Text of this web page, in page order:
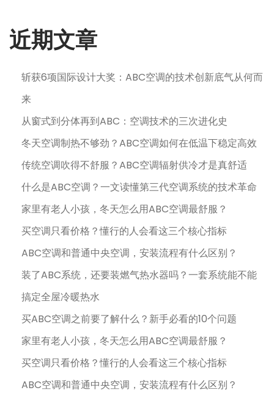
近期文章
斩获6项国际设计大奖：ABC空调的技术创新底气从何而
来
从窗式到分体再到ABC：空调技术的三次进化史
冬天空调制热不够劲？ABC空调如何在低温下稳定高效
传统空调吹得不舒服？ABC空调辐射供冷才是真舒适
什么是ABC空调？一文读懂第三代空调系统的技术革命
家里有老人小孩，冬天怎么用ABC空调最舒服？
买空调只看价格？懂行的人会看这三个核心指标
ABC空调和普通中央空调，安装流程有什么区别？
装了ABC系统，还要装燃气热水器吗？一套系统能不能
搞定全屋冷暖热水
买ABC空调之前要了解什么？新手必看的10个问题
家里有老人小孩，冬天怎么用ABC空调最舒服？
买空调只看价格？懂行的人会看这三个核心指标
ABC空调和普通中央空调，安装流程有什么区别？